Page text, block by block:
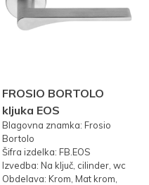
FROSIO BORTOLO
kljuka EOS
Blagovna znamka: Frosio
Bortolo
Šifra izdelka: FB.EOS
Izvedba: Na ključ, cilinder, wc
Obdelava: Krom, Mat krom,